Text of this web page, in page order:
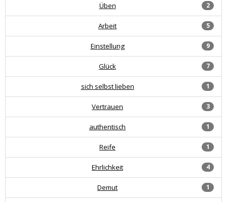
2
Üben
5
Arbeit
9
Einstellung
7
Glück
1
sich selbst lieben
3
Vertrauen
1
authentisch
1
Reife
4
Ehrlichkeit
1
Demut